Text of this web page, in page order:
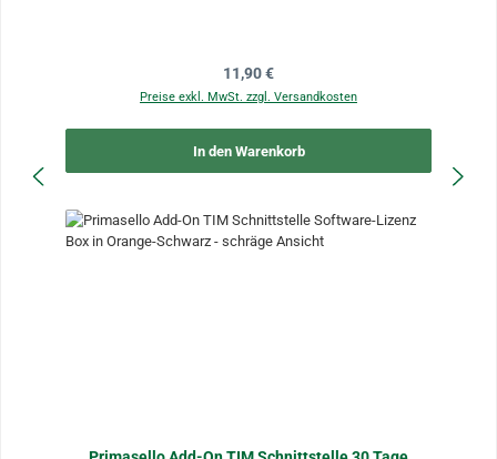
Regulärer Preis:
11,90 €
Preise exkl. MwSt. zzgl. Versandkosten
In den Warenkorb